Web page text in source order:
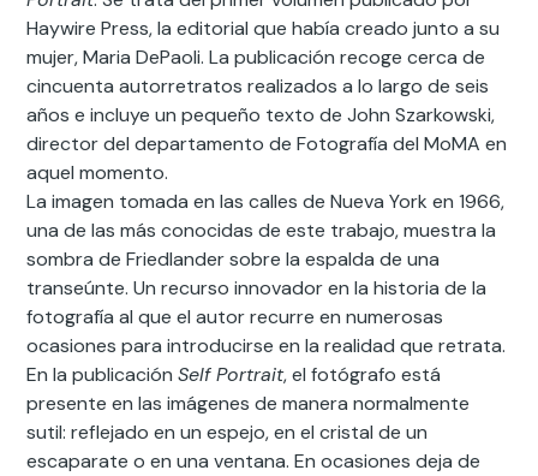
Haywire Press, la editorial que había creado junto a su
mujer, Maria DePaoli. La publicación recoge cerca de
cincuenta autorretratos realizados a lo largo de seis
años e incluye un pequeño texto de John Szarkowski,
director del departamento de Fotografía del MoMA en
aquel momento.
La imagen tomada en las calles de Nueva York en 1966,
una de las más conocidas de este trabajo, muestra la
sombra de Friedlander sobre la espalda de una
transeúnte. Un recurso innovador en la historia de la
fotografía al que el autor recurre en numerosas
ocasiones para introducirse en la realidad que retrata.
En la publicaciónSelf Portrait, el fotógrafo está
presente en las imágenes de manera normalmente
sutil: reflejado en un espejo, en el cristal de un
escaparate o en una ventana. En ocasiones deja de